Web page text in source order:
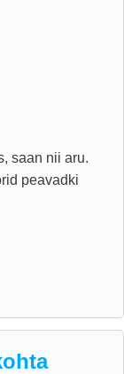
saan nii aru.
peavadki